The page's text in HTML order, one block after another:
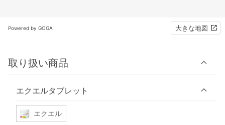
Powered by GOGA 大きな地図
取り扱い商品
エクエルタブレット
エクエル